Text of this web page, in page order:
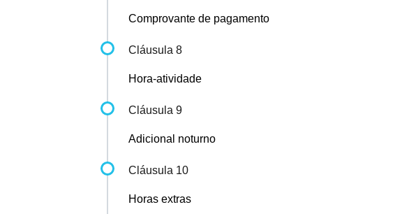
Comprovante de pagamento
Cláusula 8
Hora-atividade
Cláusula 9
Adicional noturno
Cláusula 10
Horas extras